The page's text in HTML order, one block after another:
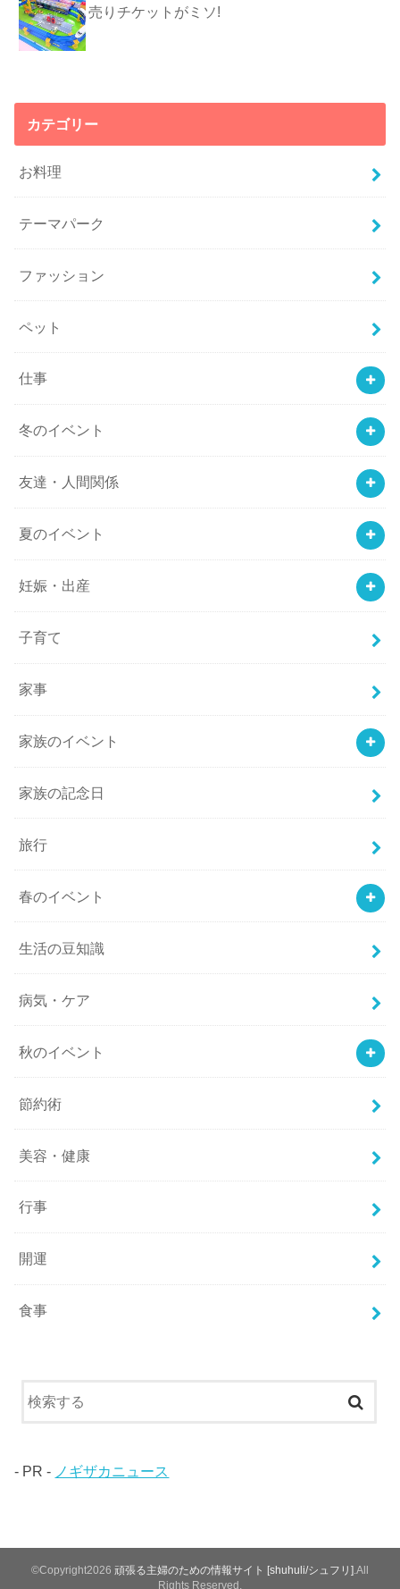
売りチケットがミソ!
カテゴリー
お料理
テーマパーク
ファッション
ペット
仕事
冬のイベント
友達・人間関係
夏のイベント
妊娠・出産
子育て
家事
家族のイベント
家族の記念日
旅行
春のイベント
生活の豆知識
病気・ケア
秋のイベント
節約術
美容・健康
行事
開運
食事
- PR - ノギザカニュース
©Copyright2026 頑張る主婦のための情報サイト [shuhuli/シュフリ] .All
Rights Reserved.